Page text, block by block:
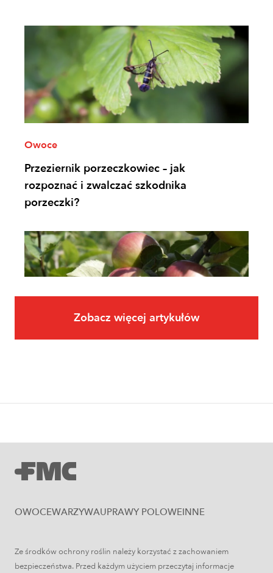
Owoce
Przeziernik porzeczkowiec – jak
rozpoznać i zwalczać szkodnika
porzeczki?
Uprawy polowe
Zobacz więcej artykułów
OWOCEWARZYWAUPRAWY POLOWEINNE
Ze środków ochrony roślin należy korzystać z zachowaniem
bezpieczeństwa. Przed każdym użyciem przeczytaj informacje